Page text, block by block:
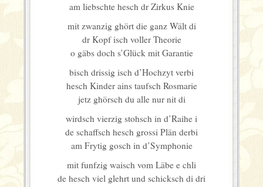
am liebschte hesch dr Zirkus Knie
mit zwanzig ghört die ganz Wält di
dr Kopf isch voller Theorie
o gäbs doch s’Glück mit Garantie
bisch drissig isch d’Hochzyt verbi
hesch Kinder ains taufsch Rosmarie
jetz ghörsch du alle nur nit di
wirdsch vierzig stohsch in d’Raihe i
de schaffsch hesch grossi Plän derbi
am Frytig gosch in d’Symphonie
mit funfzig waisch vom Läbe e chli
de hesch viel glehrt und schicksch di dri